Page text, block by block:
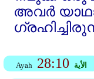
അവര്‍
Ayah 28:10 الأية